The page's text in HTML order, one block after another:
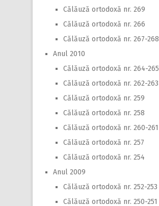
Călăuză ortodoxă nr. 269
Călăuză ortodoxă nr. 266
Călăuză ortodoxă nr. 267-268
Anul 2010
Călăuză ortodoxă nr. 264-265
Călăuză ortodoxă nr. 262-263
Călăuză ortodoxă nr. 259
Călăuză ortodoxă nr. 258
Călăuză ortodoxă nr. 260-261
Călăuză ortodoxă nr. 257
Călăuză ortodoxă nr. 254
Anul 2009
Călăuză ortodoxă nr. 252-253
Călăuză ortodoxă nr. 250-251